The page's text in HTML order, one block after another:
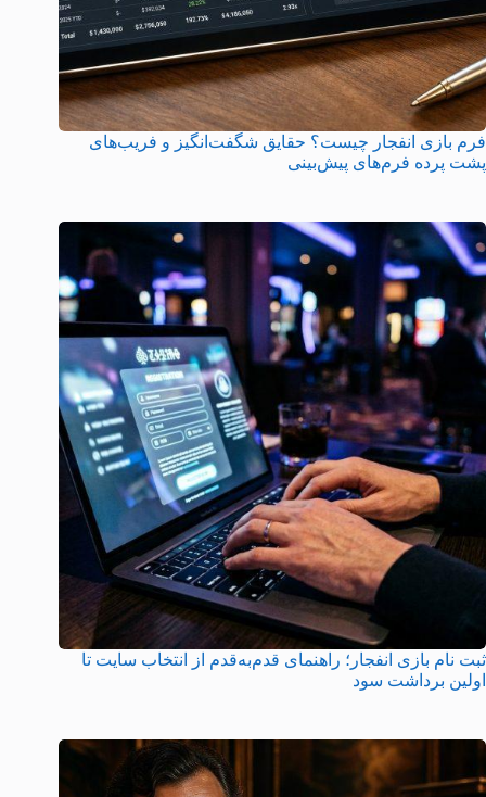
فرم بازی انفجار چیست؟ حقایق شگفت‌انگیز و فریب‌های
پشت پرده فرم‌های پیش‌بینی
ثبت نام بازی انفجار؛ راهنمای قدم‌به‌قدم از انتخاب سایت تا
اولین برداشت سود